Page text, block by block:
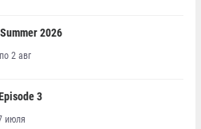
2026
2 авг
3
июля